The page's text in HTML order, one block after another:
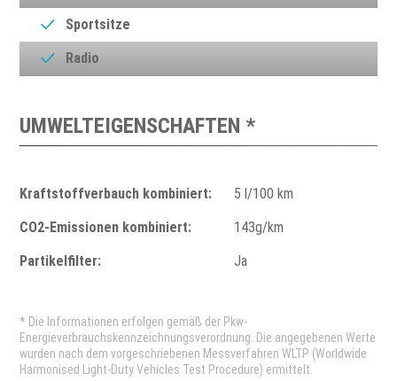
Sportsitze
Radio
UMWELTEIGENSCHAFTEN *
Kraftstoffverbauch kombiniert: 5 l/100 km
CO2-Emissionen kombiniert: 143g/km
Partikelfilter: Ja
* Die Informationen erfolgen gemäß der Pkw-
Energieverbrauchskennzeichnungsverordnung. Die angegebenen Werte
wurden nach dem vorgeschriebenen Messverfahren WLTP (Worldwide
Harmonised Light-Duty Vehicles Test Procedure) ermittelt.